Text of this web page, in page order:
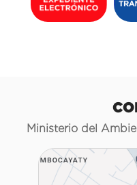
Ministerio del